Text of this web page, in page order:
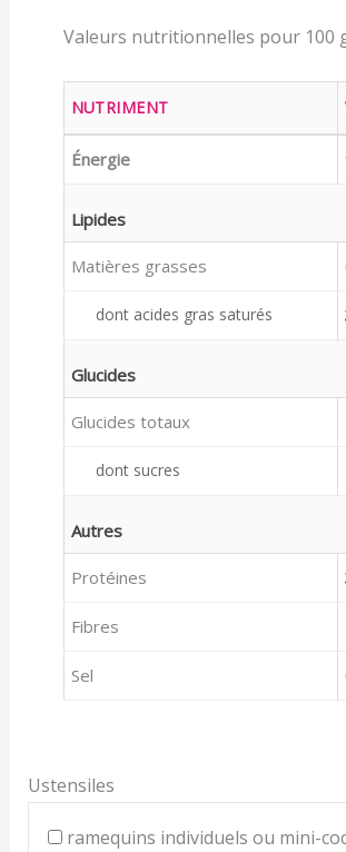
Valeurs nutritionnelles pour 100
NUTRIMENT
Énergie
Lipides
Matières grasses
dont acides gras saturés
Glucides
Glucides totaux
dont sucres
Autres
Protéines
Fibres
Sel
Ustensiles
ramequins individuels ou mini-